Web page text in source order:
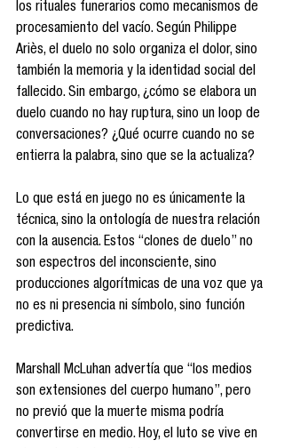
los rituales funerarios como mecanismos de
procesamiento del vacío. Según Philippe
Ariès, el duelo no solo organiza el dolor, sino
también la memoria y la identidad social del
fallecido. Sin embargo, ¿cómo se elabora un
duelo cuando no hay ruptura, sino un loop de
conversaciones? ¿Qué ocurre cuando no se
entierra la palabra, sino que se la actualiza?
Lo que está en juego no es únicamente la
técnica, sino la ontología de nuestra relación
con la ausencia. Estos “clones de duelo” no
son espectros del inconsciente, sino
producciones algorítmicas de una voz que ya
no es ni presencia ni símbolo, sino función
predictiva.
Marshall McLuhan advertía que “los medios
son extensiones del cuerpo humano”, pero
no previó que la muerte misma podría
convertirse en medio. Hoy, el luto se vive en